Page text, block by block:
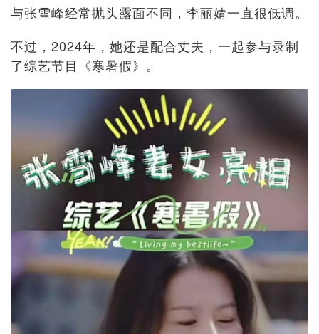
与张雪峰经常抛头露面不同，李丽婧一直很低调。
不过，2024年，她还是配合丈夫，一起参与录制
了综艺节目《寒暑假》。